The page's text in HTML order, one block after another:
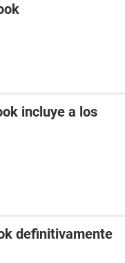
incluye a los
definitivamente